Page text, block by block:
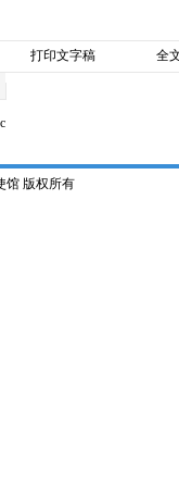
打印文字稿 全
馆 版权所有